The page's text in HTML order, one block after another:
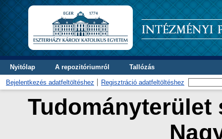
Nyitólap A repozitóriumról Tallózás
Bejelentkezés adatfeltöltéshez Regisztráció adatfeltöltéshez
Tudományterület